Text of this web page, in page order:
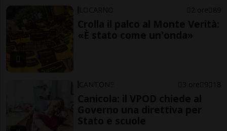
LOCARNO 2 ore 89
Crolla il palco al Monte Verità:
«È stato come un'onda»
CANTONE 3 ore 9 18
Canicola: il VPOD chiede al
Governo una direttiva per
Stato e scuole